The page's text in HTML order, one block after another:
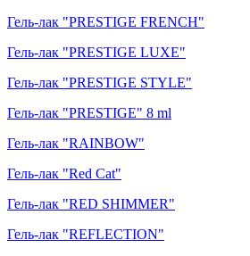
Гель-лак "PRESTIGE FRENCH"
Гель-лак "PRESTIGE LUXE"
Гель-лак "PRESTIGE STYLE"
Гель-лак "PRESTIGE" 8 ml
Гель-лак "RAINBOW"
Гель-лак "Red Cat"
Гель-лак "RED SHIMMER"
Гель-лак "REFLECTION"